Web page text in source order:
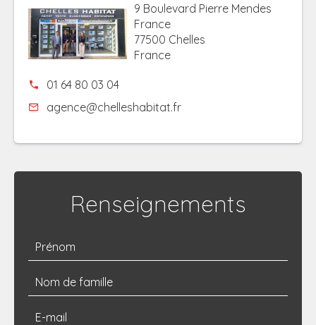
9 Boulevard Pierre Mendes
France
77500 Chelles
France
01 64 80 03 04
agence@chelleshabitat.fr
Renseignements